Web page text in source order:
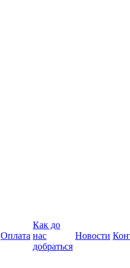
Оплата
Как до
нас
добраться
Новости